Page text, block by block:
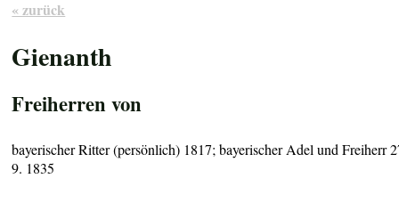
« zurück
Gienanth
Freiherren von
bayerischer Ritter (persönlich) 1817; bayerischer Adel und Freiherr
9. 1835